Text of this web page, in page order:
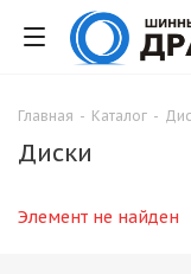
Главная - Каталог -
Диски
Элемент не найден